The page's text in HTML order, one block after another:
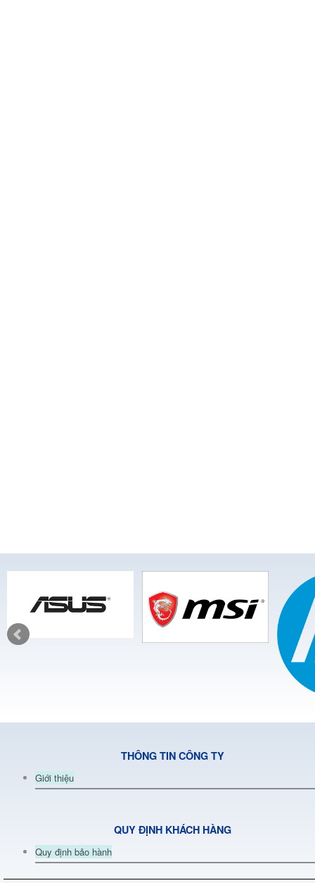
THÔNG TIN CÔNG TY
Giới thiệu
QUY ĐỊNH KHÁCH HÀNG
Quy định bảo hành